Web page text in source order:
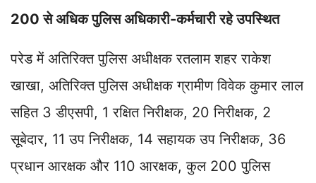
200 से अधिक पुलिस अधिकारी-कर्मचारी रहे उपस्थित
परेड में अतिरिक्त पुलिस अधीक्षक रतलाम शहर राकेश
खाखा, अतिरिक्त पुलिस अधीक्षक ग्रामीण विवेक कुमार लाल
सहित 3 डीएसपी, 1 रक्षित निरीक्षक, 20 निरीक्षक, 2
सूबेदार, 11 उप निरीक्षक, 14 सहायक उप निरीक्षक, 36
प्रधान आरक्षक और 110 आरक्षक, कुल 200 पुलिस